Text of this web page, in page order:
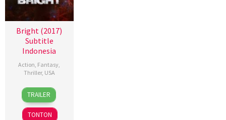
Bright (2017)
Subtitle
Indonesia
Action, Fantasy,
Thriller, USA
22
Dec
2017
Dan
Bradley
TRAILER
TONTON